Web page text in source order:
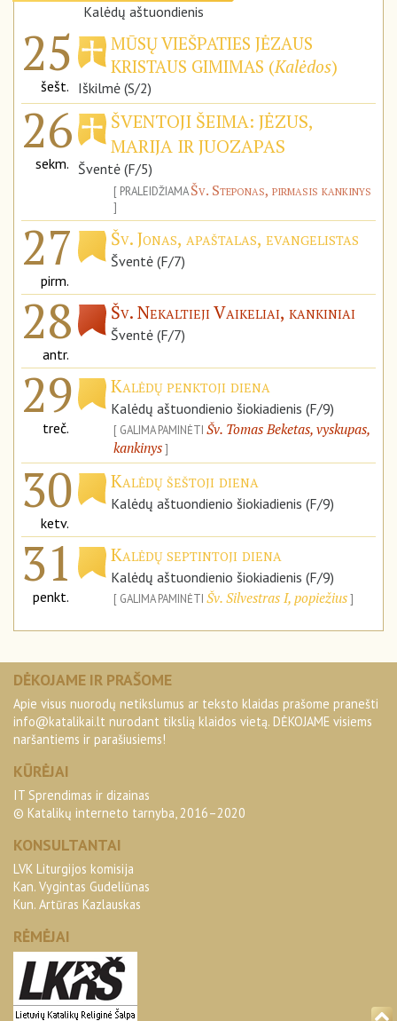
Kalėdų aštuondienis
25
šešt.
MŪSŲ VIEŠPATIES JĖZAUS
KRISTAUS GIMIMAS (Kalėdos)
Iškilmė (S/2)
26
sekm.
ŠVENTOJI ŠEIMA: JĖZUS,
MARIJA IR JUOZAPAS
Šventė (F/5)
PRALEIDŽIAMAŠv. Steponas, pirmasis kankinys
27
pirm.
Šv. Jonas, apaštalas, evangelistas
Šventė (F/7)
28
antr.
Šv. Nekaltieji Vaikeliai, kankiniai
Šventė (F/7)
29
treč.
Kalėdų penktoji diena
Kalėdų aštuondienio šiokiadienis (F/9)
GALIMA PAMINĖTI Šv. Tomas Beketas, vyskupas,
kankinys
30
ketv.
Kalėdų šeštoji diena
Kalėdų aštuondienio šiokiadienis (F/9)
31
penkt.
Kalėdų septintoji diena
Kalėdų aštuondienio šiokiadienis (F/9)
GALIMA PAMINĖTI Šv. Silvestras I, popiežius
DĖKOJAME IR PRAŠOME
Apie visus nuorodų netikslumus ar teksto klaidas prašome pranešti
info@katalikai.lt nurodant tikslią klaidos vietą. DĖKOJAME visiems
naršantiems ir parašiusiems!
KŪRĖJAI
IT Sprendimas ir dizainas
© Katalikų interneto tarnyba, 2016–2020
KONSULTANTAI
LVK Liturgijos komisija
Kan. Vygintas Gudeliūnas
Kun. Artūras Kazlauskas
RĖMĖJAI